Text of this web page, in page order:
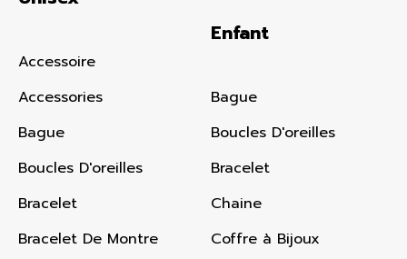
Accessoire
Accessories
Bague
Boucles D'oreilles
Bracelet
Bracelet De Montre
Enfant
Bague
Boucles D'oreilles
Bracelet
Chaine
Coffre à Bijoux